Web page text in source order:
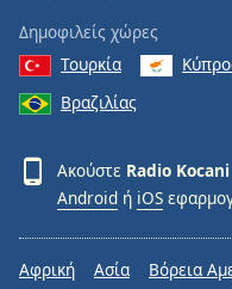
window.
Δημοφιλείς χώρες
Τουρκία
Βραζιλίας
Ακούστε Radio Kocani
Android ή iOS
Αφρική Ασία Βόρεια